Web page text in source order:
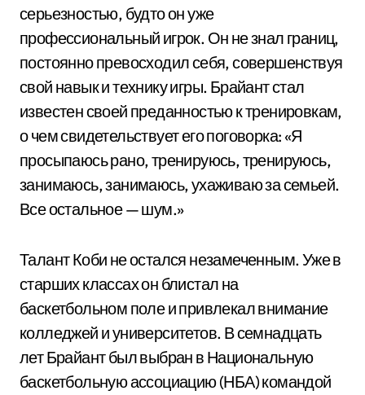
серьезностью, будто он уже
профессиональный игрок. Он не знал границ,
постоянно превосходил себя, совершенствуя
свой навык и технику игры. Брайант стал
известен своей преданностью к тренировкам,
о чем свидетельствует его поговорка: «Я
просыпаюсь рано, тренируюсь, тренируюсь,
занимаюсь, занимаюсь, ухаживаю за семьей.
Все остальное — шум.»
Талант Коби не остался незамеченным. Уже в
старших классах он блистал на
баскетбольном поле и привлекал внимание
колледжей и университетов. В семнадцать
лет Брайант был выбран в Национальную
баскетбольную ассоциацию (НБА) командой